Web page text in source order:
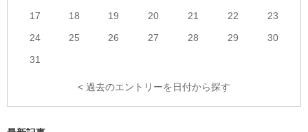
17
18 19 20 21 22
23
24
25 26 27 28 29
30
31
< 過去のエントリーを日付から探す